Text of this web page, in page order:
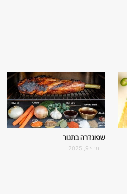
שפונדרה בתנור
מרץ 9, 2025